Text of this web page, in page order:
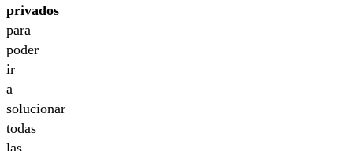
privados
para
poder
ir
a
solucionar
todas